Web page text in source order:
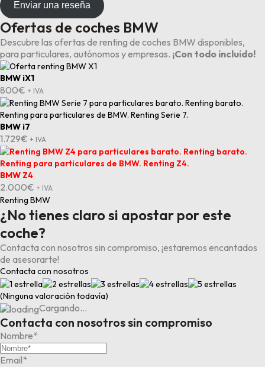
Enviar una reseña
Ofertas de coches BMW
Descubre las ofertas de renting de coches BMW disponibles,
para particulares, autónomos y empresas. ¡Con todo incluido!
BMW iX1
800€ + IVA
BMW i7
1.729€ + IVA
BMW Z4
2.000€ + IVA
Renting BMW
¿No tienes claro si apostar por este
coche?
Contacta con nosotros sin compromiso, ¡estaremos encantados
de asesorarte!
Contacta con nosotros
(Ninguna valoración todavía)
Cargando…
Contacta con nosotros sin compromiso
Nombre*
Email*